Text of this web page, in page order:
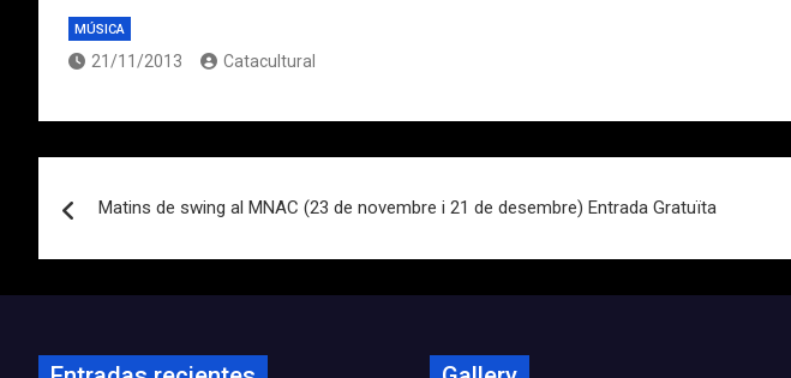
MÚSICA
21/11/2013 Catacultural
de
Matins de swing al MNAC (23 de novembre i 21 de desembre) Entrada Gratuïta